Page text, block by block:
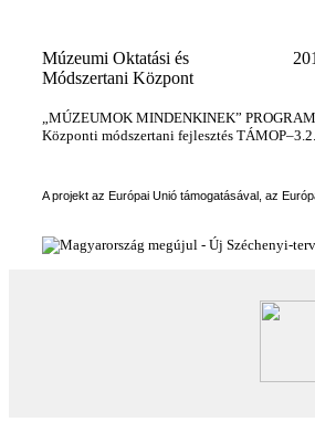
Múzeumi Oktatási és
Módszertani Központ
„MÚZEUMOK MINDENKINEK”
Központi módszertani fejlesztés
A projekt az Európai Unió támogatásával, az